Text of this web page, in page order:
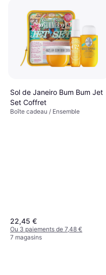
Sol de Janeiro Bum Bum Jet
Set Coffret
Boîte cadeau / Ensemble
22,45 €
Ou 3 paiements de 7,48 €
7 magasins